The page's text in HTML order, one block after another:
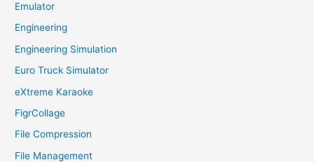
Emulator
Engineering
Engineering Simulation
Euro Truck Simulator
eXtreme Karaoke
FigrCollage
File Compression
File Management